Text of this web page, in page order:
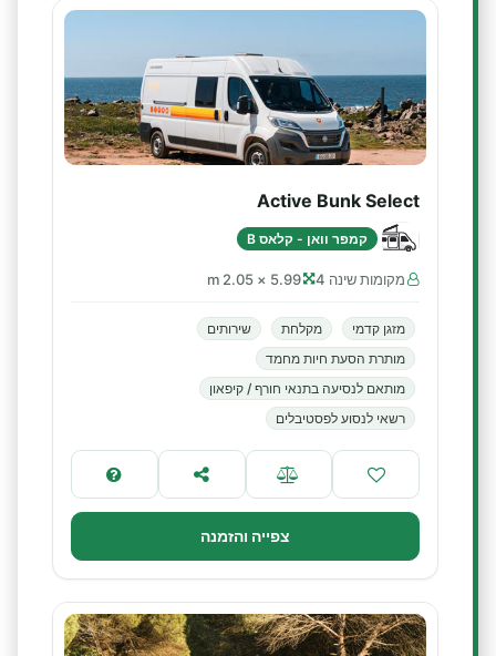
Active Bunk Select
קמפר וואן - קלאס B
מקומות שינה 4 5.99 × 2.05 m
מזגן קדמי מקלחת
שירותים
מותרת הסעת חיות מחמד
מותאם לנסיעה בתנאי חורף / קיפאון
רשאי לנסוע לפסטיבלים
צפייה והזמנה